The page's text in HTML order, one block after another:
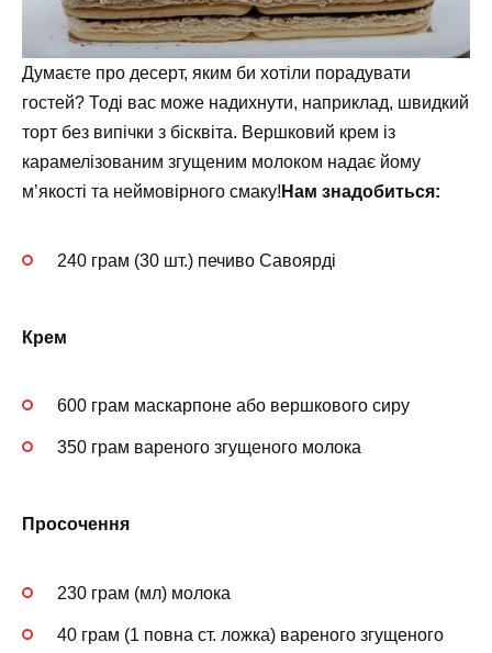
Думаєте про десерт, яким би хотіли порадувати
гостей? Тоді вас може надихнути, наприклад, швидкий
торт без випічки з бісквіта. Вершковий крем із
карамелізованим згущеним молоком надає йому
м’якості та неймовірного смаку! Нам знадобиться:
240 грам (30 шт.) печиво Савоярді
Крем
600 грам маскарпоне або вершкового сиру
350 грам вареного згущеного молока
Просочення
230 грам (мл) молока
40 грам (1 повна ст. ложка) вареного згущеного